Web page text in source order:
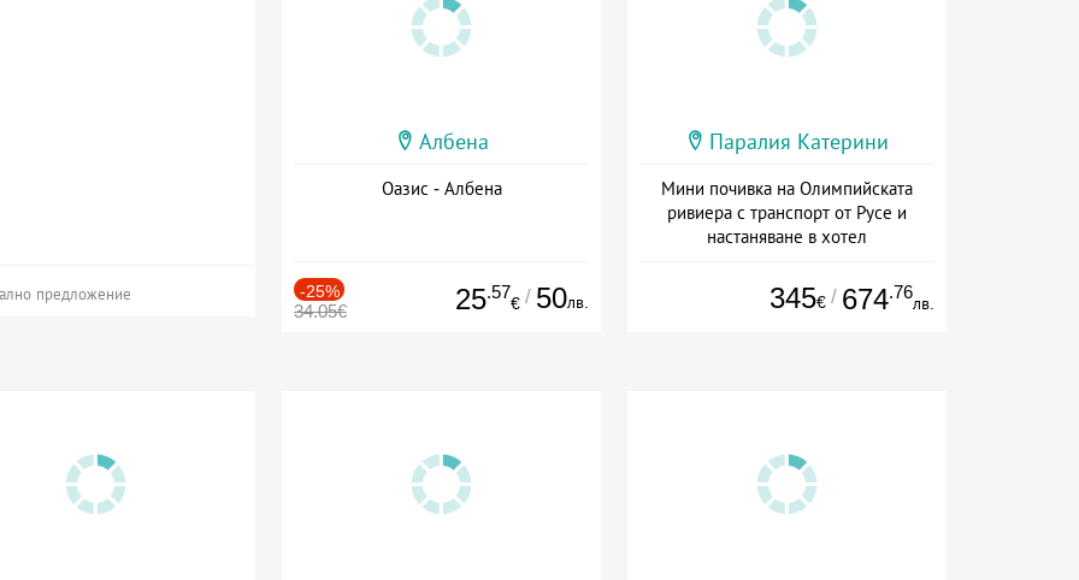
предложение
Албена
Оазис - Албена
-25%
34.05€ 25.57
€ / 50лв.
Паралия Катерини
Мини почивка на Олимпийската
ривиера с транспорт от Русе и
настаняване в хотел
345€ / 674.76
лв.